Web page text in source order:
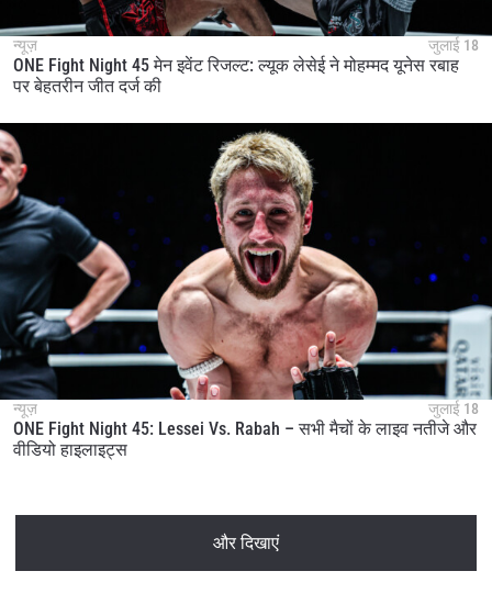
न्यूज़ जुलाई 18
ONE Fight Night 45 मेन इवेंट रिजल्ट: ल्यूक लेसेई ने मोहम्मद यूनेस रबाह
पर बेहतरीन जीत दर्ज की
न्यूज़ जुलाई 18
ONE Fight Night 45: Lessei Vs. Rabah – सभी मैचों के लाइव नतीजे और
वीडियो हाइलाइट्स
और दिखाएं